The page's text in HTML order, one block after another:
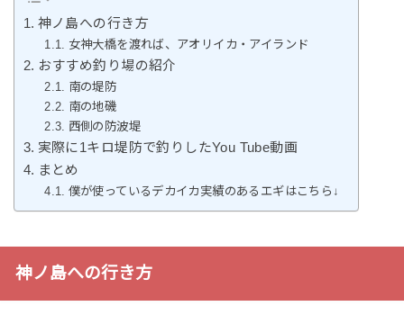
神ノ島への行き方
女神大橋を渡れば、アオリイカ・アイランド
おすすめ釣り場の紹介
南の堤防
南の地磯
西側の防波堤
実際に1キロ堤防で釣りしたYou Tube動画
まとめ
僕が使っているデカイカ実績のあるエギはこちら↓
神ノ島への行き方